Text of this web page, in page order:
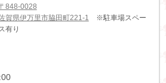
848-0028
賀県伊万里市脇田町221-1
※駐車場スペー
ス有り